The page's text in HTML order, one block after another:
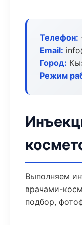
Телефон:
Email:
Город:
Режим
Выполняем
врачами-
подбор,